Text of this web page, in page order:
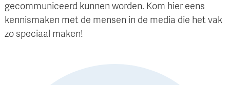
gecommuniceerd kunnen worden. Kom hier eens
kennismaken met de mensen in de media die het vak
zo speciaal maken!